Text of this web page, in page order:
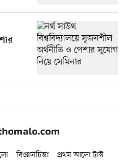
বিজ্ঞানচিন্তা
প্রথম আলো ট্রাস্ট